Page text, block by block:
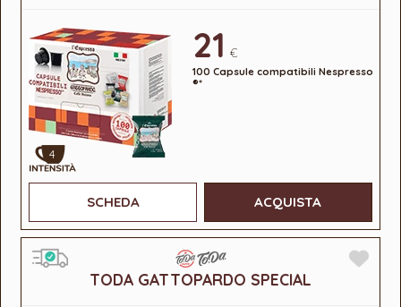
4
21 €
100 Capsule compatibili Nespresso
®*
SCHEDA ACQUISTA
TODA GATTOPARDO SPECIAL